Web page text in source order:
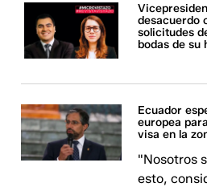
desacuerdo
solicitudes
bodas de su
Ecuador
europea
visa en la
"Nosotros
esto,